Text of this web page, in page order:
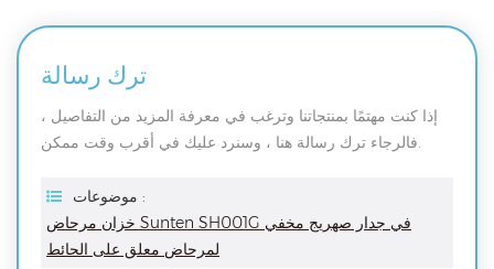
ترك رسالة
إذا كنت مهتمًا بمنتجاتنا وترغب في معرفة المزيد من التفاصيل ،
فالرجاء ترك رسالة هنا ، وسنرد عليك في أقرب وقت ممكن.
موضوعات :
خزان مرحاض Sunten SH001G في جدار صهريج مخفي
لمرحاض معلق على الحائط